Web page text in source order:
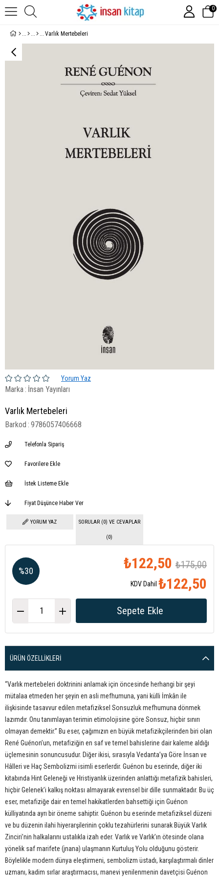
0
Varlık Mertebeleri
Yorum Yaz
Marka: İnsan Yayınları
Varlık Mertebeleri
Barkod : 9786057406668
Telefonla Sipariş
Favorilere Ekle
İstek Listeme Ekle
Fiyat Düşünce Haber Ver
YORUM YAZ SORULAR (0) VE CEVAPLAR
(0)
%30
İndirim
₺175,00
₺122,50
KDV Dahil ₺122,50
ÜRÜN ÖZELLIKLERI
“Varlık mertebeleri doktrinini anlamak için öncesinde herhangi bir şeyi
mütalaa etmeden her şeyin en asli mefhumuna, yani külli İmkân ile
ilişkisinde tasavvur edilen metafiziksel Sonsuzluk mefhumuna dönmek
lazımdır. Onu tanımlayan terimin etimolojisine göre Sonsuz, hiçbir sınırı
olmayan demektir.” Bu eser, çağımızın en büyük metafizikçilerinden biri olan
René Guénon’un, metafiziğin en saf ve temel bahislerine dair kaleme aldığı
üçlemesinin sonuncusudur. Diğer ikisi, sırasıyla Vedanta’ya Göre İnsan ve
Hâlleri ve Haç Sembolizmi isimli eserlerdir. Guénon bu eserinde, diğer iki
kitabında Hint Geleneği ve Hristiyanlık üzerinden anlattığı metafizik bahisleri,
hiçbir Gelenek’i kalkış noktası almayarak evrensel bir dille sunmaktadır. Bu üç
eser, metafiziğe dair en temel hakikatlerden bahsettiği için Guénon
külliyatında ayrı bir öneme sahiptir. Guénon bu eserinde metafiziksel düzeni
ve bu düzenin ilahi hiyerarşilerinin çoklu tezahürlerini sunarak Büyük Varlık
Zinciri’nin halkalarını ustalıkla izah eder. Varlık ve Varlık’ın ötesinde olana
yönelik saf marifete (jnana) ulaşmanın Kurtuluş Yolu olduğunu gösterir.
Böylelikle modern dünya eleştirmeni, sembolizm üstadı, karşılaştırmalı dinler
uzmanı, kadim sırlar araştırmacısı, manevi yenilenmenin davetçisi Guénon